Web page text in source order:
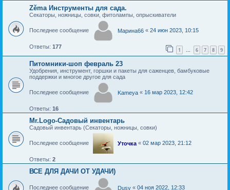
Zěma Инструменты для сада.
Секаторы, ножницы, совки, фитолампы, опрыскиватели
Последнее сообщение Марина66 « 24 июн 2023, 10:15
Ответы: 177 1 … 6 7 8 9
Питомники-шоп февраль 23
Удобрения, инструмент, горшки и пакеты для саженцев, бамбуковые
поддержки и многое другое для сада
Последнее сообщение Kameya « 16 мар 2023, 12:42
Ответы: 16
Mr.Logo-Садовый инвентарь
Садовый инвентарь (Секаторы, ножницы, совки)
Последнее сообщение Уточка « 02 мар 2023, 21:12
Ответы: 2
ВСЕ ДЛЯ ДАЧИ ОТ УДАЧИ)
Последнее сообщение Dusy « 04 ноя 2022, 12:33